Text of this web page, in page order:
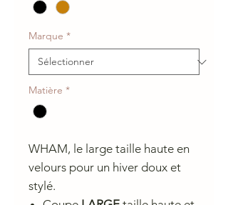
Marque *
Matière *
WHAM, le large taille haute en
velours pour un hiver doux et
stylé.